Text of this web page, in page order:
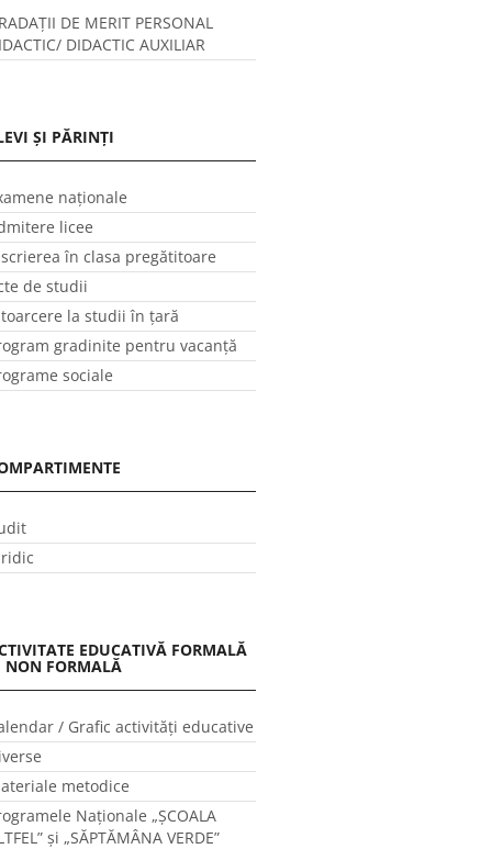
DE MERIT PERSONAL
DIDACTIC AUXILIAR
ȘI PĂRINȚI
naționale
licee
în clasa pregătitoare
de studii
la studii în ţară
gradinite pentru vacanţă
sociale
EDUCATIVĂ FORMALĂ
NON FORMALĂ
/ Grafic activităţi educative
metodice
Naţionale „ŞCOALA
și „SĂPTĂMÂNA VERDE”